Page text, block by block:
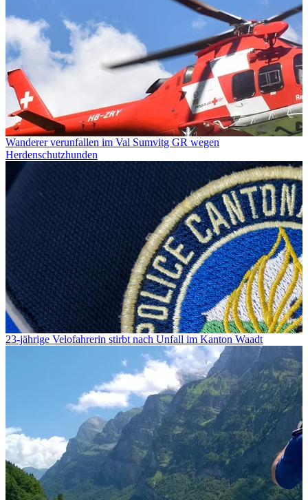
Wanderer verunfallen im Val Sumvitg GR wegen
Herdenschutzhunden
23-jährige Velofahrerin stirbt nach Unfall im Kanton Waadt